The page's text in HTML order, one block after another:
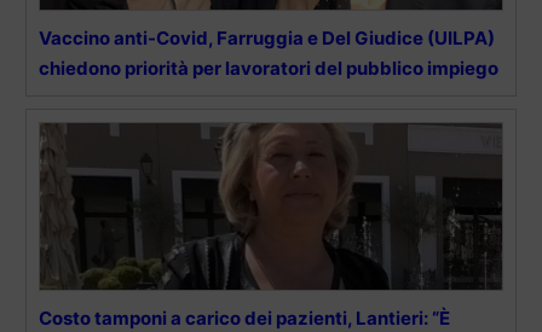
Vaccino anti-Covid, Farruggia e Del Giudice (UILPA)
chiedono priorità per lavoratori del pubblico impiego
Costo tamponi a carico dei pazienti, Lantieri: “È